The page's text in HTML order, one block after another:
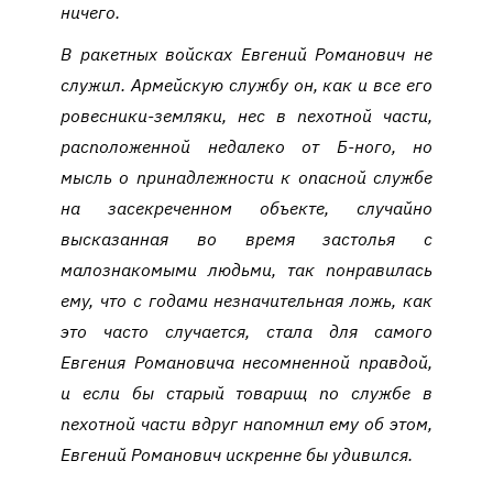
ничего.
В ракетных войсках Евгений Романович не
служил. Армейскую службу он, как и все его
ровесники-земляки, нес в пехотной части,
расположенной недалеко от Б-ного, но
мысль о принадлежности к опасной службе
на засекреченном объекте, случайно
высказанная во время застолья с
малознакомыми людьми, так понравилась
ему, что с годами незначительная ложь, как
это часто случается, стала для самого
Евгения Романовича несомненной правдой,
и если бы старый товарищ по службе в
пехотной части вдруг напомнил ему об этом,
Евгений Романович искренне бы удивился.